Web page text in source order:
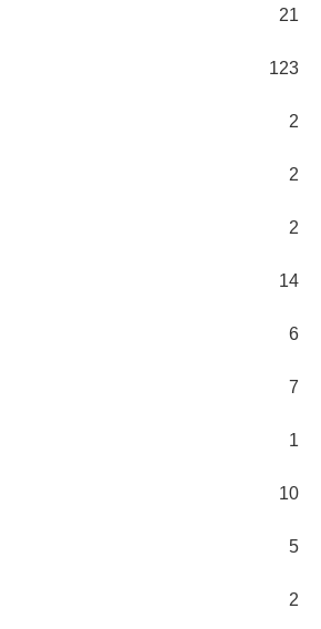
21
123
2
2
2
14
6
7
1
10
5
2